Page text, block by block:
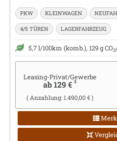
PKW KLEINWAGEN
4/5 TÜREN LAGERFAHRZEUG
5,7 l/100km (komb.), 129 g CO2
Leasing-Privat/Gewerbe
ab 129 € 3
( Anzahlung: 1.490,00 € )